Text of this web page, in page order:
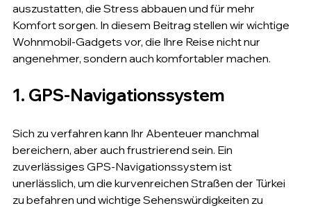
auszustatten, die Stress abbauen und für mehr
Komfort sorgen. In diesem Beitrag stellen wir wichtige
Wohnmobil-Gadgets vor, die Ihre Reise nicht nur
angenehmer, sondern auch komfortabler machen.
1. GPS-Navigationssystem
Sich zu verfahren kann Ihr Abenteuer manchmal
bereichern, aber auch frustrierend sein. Ein
zuverlässiges GPS-Navigationssystem ist
unerlässlich, um die kurvenreichen Straßen der Türkei
zu befahren und wichtige Sehenswürdigkeiten zu